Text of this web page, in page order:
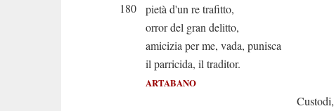
180
pietà d'un re trafitto,
orror del gran delitto,
amicizia per me, vada, punisca
il parricida, il traditor.
ARTABANO
Custodi,